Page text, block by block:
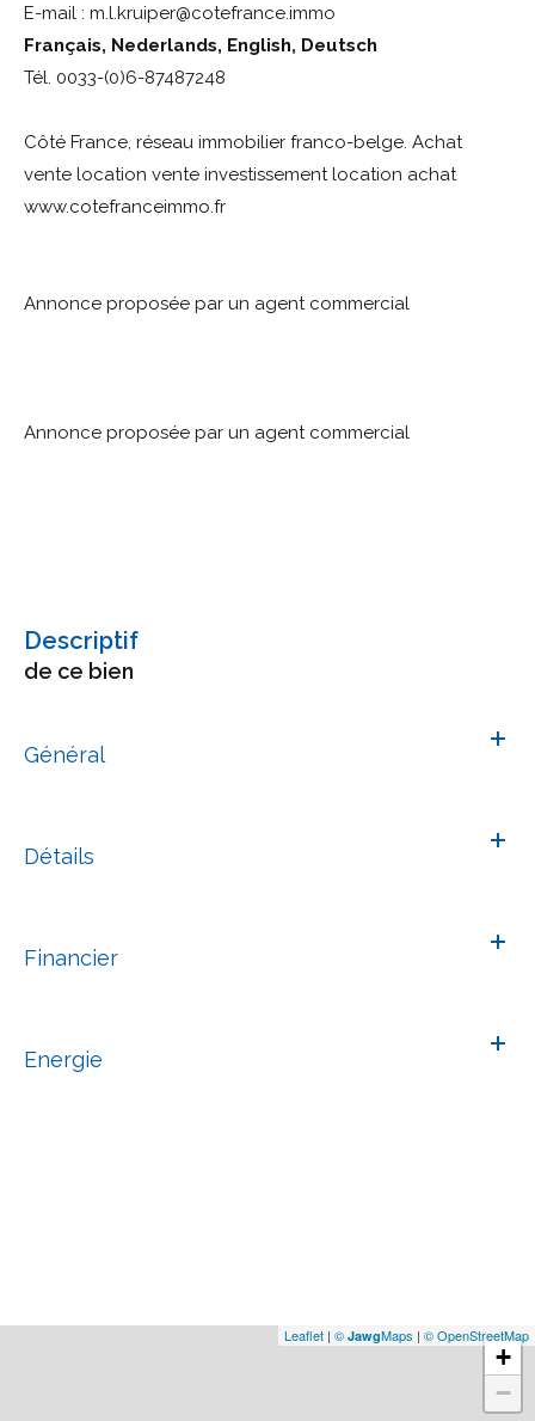
E-mail : m.l.kruiper@cotefrance.immo
Français, Nederlands, English, Deutsch
Tél. 0033-(0)6-87487248
Côté France, réseau immobilier franco-belge. Achat
vente location vente investissement location achat
www.cotefranceimmo.fr
Annonce proposée par un agent commercial
Annonce proposée par un agent commercial
descriptif
de ce bien
Général
Détails
Financier
Energie
+
−
Leaflet | © JawgMaps | © OpenStreetMap